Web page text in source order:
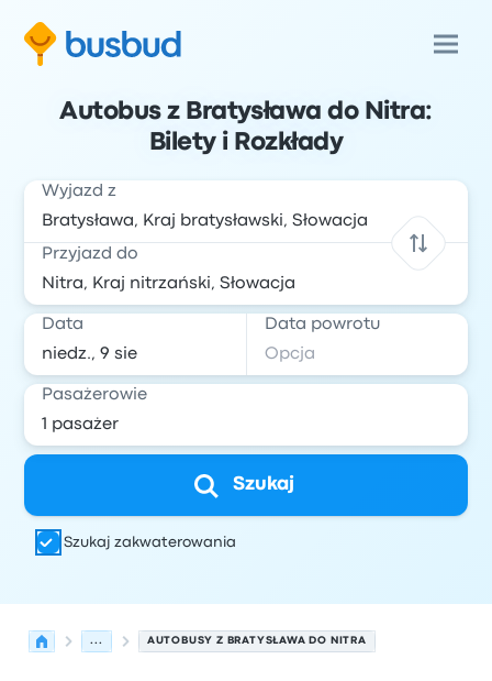
Autobus z Bratysława do Nitra:
Bilety i Rozkłady
Wyjazd z
Przyjazd do
Data Data powrotu
Pasażerowie
Szukaj
Szukaj zakwaterowania
... AUTOBUSY Z BRATYSŁAWA DO NITRA